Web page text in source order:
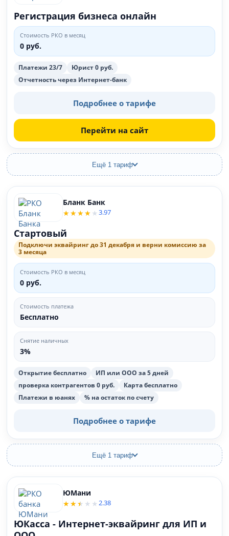
Регистрация бизнеса онлайн
Стоимость РКО в месяц
0 руб.
Платежи 23/7
Юрист 0 руб.
Отчетность через Интернет-банк
Подробнее о тарифе
Перейти на сайт
Ещё 1 тариф
Бланк Банк
3.97
Стартовый
Подключи эквайринг до 31 декабря и верни комиссию за
3 месяца
Стоимость РКО в месяц
0 руб.
Стоимость платежа
Бесплатно
Снятие наличных
3%
Открытие бесплатно
ИП или ООО за 5 дней
проверка контрагентов 0 руб.
Карта бесплатно
Платежи в юанях
% на остаток по счету
Подробнее о тарифе
Ещё 1 тариф
ЮМани
2.38
ЮКасса - Интернет-эквайринг для ИП и